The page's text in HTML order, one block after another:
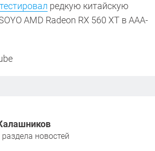
редкую китайскую
AMD Radeon RX 560 XT в ААА-
новостей